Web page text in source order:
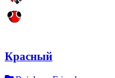
Красный